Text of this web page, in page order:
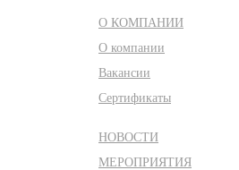
О КОМПАНИИ
О компании
Вакансии
Сертификаты
НОВОСТИ
МЕРОПРИЯТИЯ